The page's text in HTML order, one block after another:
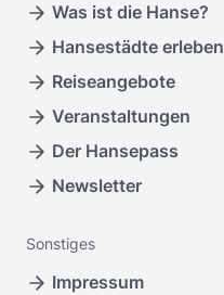
Was ist die Hanse?
Hansestädte erleben
Reiseangebote
Veranstaltungen
Der Hansepass
Newsletter
Sonstiges
Impressum